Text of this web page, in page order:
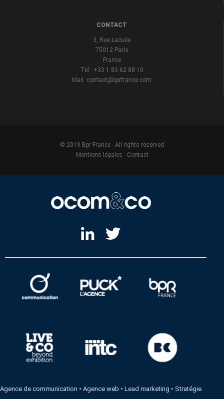
CONTACT
3, Rue Lacuée
75012 Paris
France
Tel : +33 1 83 62 88 10
Mail: contact@bprfrance.com
© 2019 Bpr France - All rights reserved
Mentions légales - Contact
Agence de communication •Agence web •Lead marketing • Stratégie